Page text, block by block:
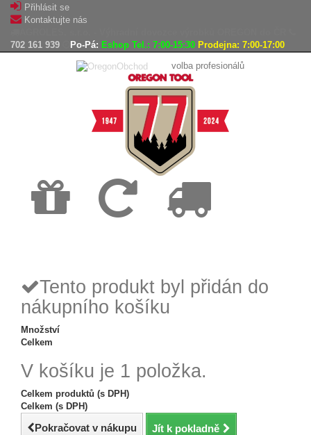
Přihlásit se
Kontaktujte nás
702 161 939
Po-Pá: Eshop Tel.: 7:00-15:30 Prodejna: 7:00-17:00
volba profesionálů
Tento produkt byl přidán do
nákupního košíku
Množství
Celkem
V košíku je 1 položka.
Celkem produktů (s DPH)
Celkem (s DPH)
Pokračovat v nákupu Jít k pokladně